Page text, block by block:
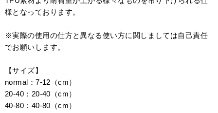
様となっております。
※実際の使用の仕方と異なる使い方に関しましては自己責任
でお願いします。
【サイズ】
normal：7-12（cm）
20-40：20-40（cm）
40-80：40-80（cm）